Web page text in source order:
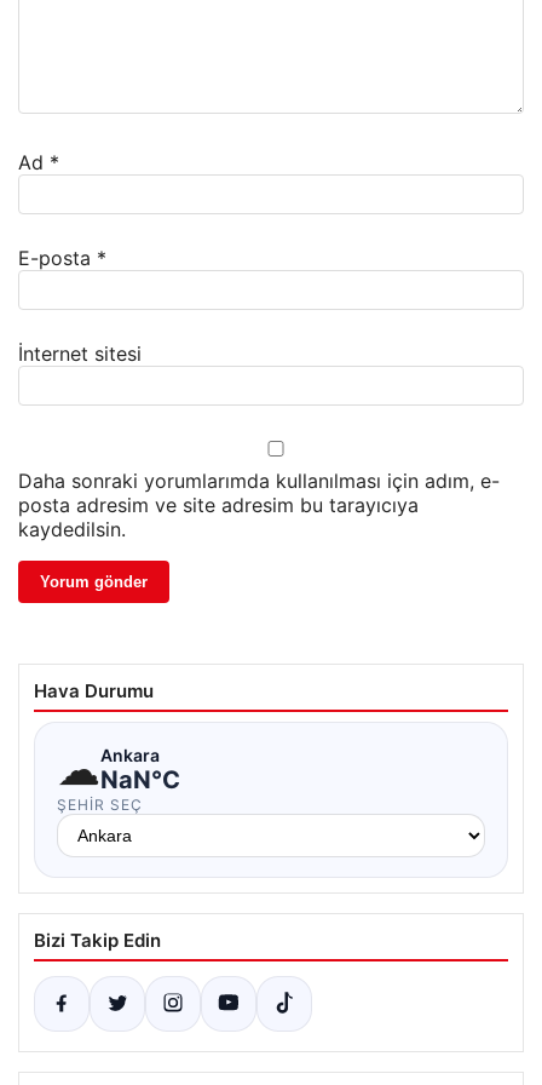
Ad *
E-posta *
İnternet sitesi
Daha sonraki yorumlarımda kullanılması için adım, e-
posta adresim ve site adresim bu tarayıcıya
kaydedilsin.
Hava Durumu
☁Ankara
NaN°C
ŞEHIR SEÇ
Bizi Takip Edin